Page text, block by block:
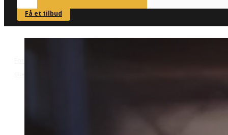
SE OVERSIGT
Få et tilbud